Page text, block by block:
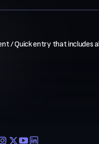
/ Quick entry that includes